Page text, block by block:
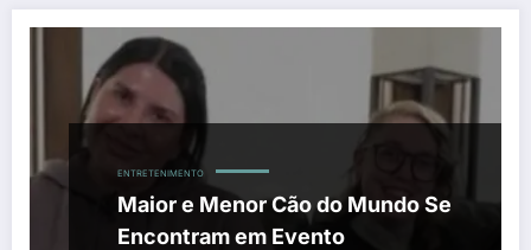
ENTRETENIMENTO
Maior e Menor Cão do Mundo Se
Encontram em Evento